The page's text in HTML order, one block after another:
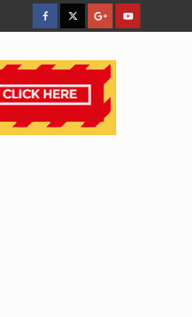
facebookTwitterGoogleYouTube